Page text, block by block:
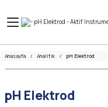
Anasayfa Analitik pH Elektrod
pH Elektrod